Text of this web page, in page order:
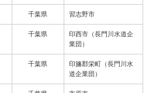
千葉県 習志野市
千葉県
印西市（長門川水道企
業団）
千葉県
印旛郡栄町（長門川水
道企業団）